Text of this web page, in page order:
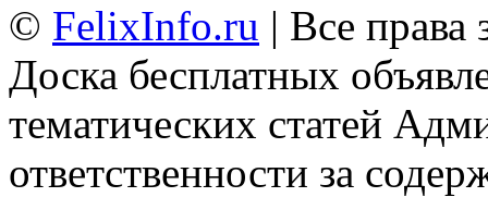
© FelixInfo.ru | Все
Доска бесплатных
тематических статей
ответственности за